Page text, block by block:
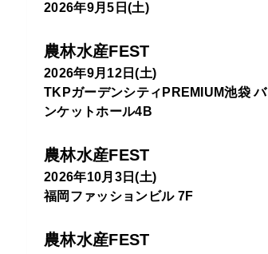
2026年9月5日(土)
農林水産FEST
2026年9月12日(土)
TKPガーデンシティPREMIUM池袋 バ
ンケットホール4B
農林水産FEST
2026年10月3日(土)
福岡ファッションビル 7F
農林水産FEST